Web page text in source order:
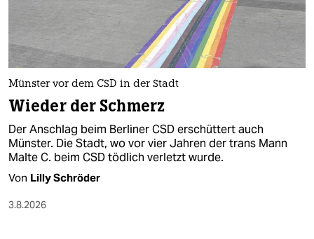
nord
wahrheit
verlag
verlag
veranstaltungen
shop
fragen & hilfe
Münster vor dem CSD in der Stadt
Wieder der Schmerz
Der Anschlag beim Berliner CSD erschüttert auch
Münster. Die Stadt, wo vor vier Jahren der trans Mann
Malte C. beim CSD tödlich verletzt wurde.
Von Lilly Schröder
3.8.2026